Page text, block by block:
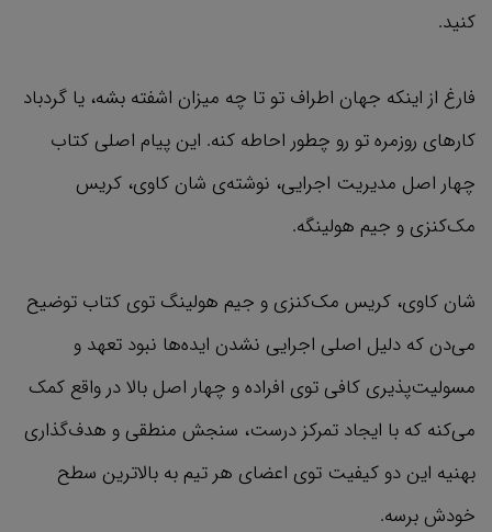
کنید.
فارغ از اینکه جهان اطراف تو تا چه میزان اشفته بشه، یا گردباد
کارهای روزمره تو رو چطور احاطه کنه. این پیام اصلی کتاب
چهار اصل مدیریت اجرایی، نوشته‌ي شان کاوی، کریس
مک‌کنزی و جیم هولینگه.
شان کاوی، کریس مک‌کنزی و جیم هولینگ توی کتاب توضیح
می‌دن که دلیل اصلی اجرایی نشدن ایده‌ها نبود تعهد و
مسولیت‌پذیری کافی توی افراده و چهار اصل بالا در واقع کمک
می‌کنه که با ایجاد تمرکز درست، سنجش منطقی و هدف‌گذاری
بهنیه این دو کیفیت توی اعضای هر تیم به بالاترین سطح
خودش برسه.